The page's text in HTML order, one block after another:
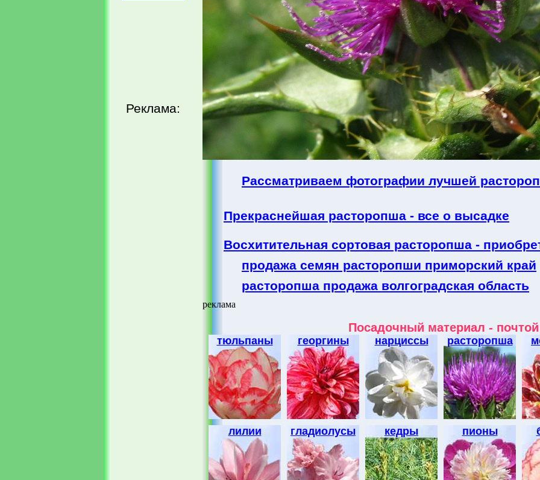
Реклама:
Рассматриваем фотографии лучшей
Прекраснейшая расторопша - все о высадке
Восхитительная сортовая расторопша -
продажа семян расторопши приморский край
расторопша продажа волгоградская область
реклама
Посадочный материал - почтой
тюльпаны георгины нарциссы расторопша
лилии гладиолусы кедры пионы